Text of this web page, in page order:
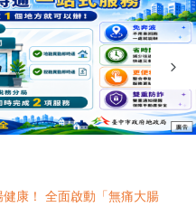
康！ 全面啟動「無痛大腸